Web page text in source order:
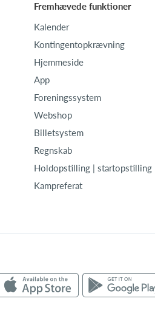
Fremhævede funktioner
Kalender
Kontingentopkrævning
Hjemmeside
App
Foreningssystem
Webshop
Billetsystem
Regnskab
Holdopstilling | startopstilling
Kampreferat